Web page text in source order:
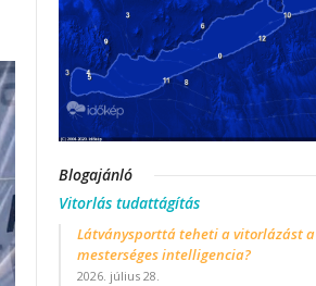
Blogajánló
Vitorlás tudattágítás
Látványsporttá teheti a vitorlázást a
mesterséges intelligencia?
2026. július 28.